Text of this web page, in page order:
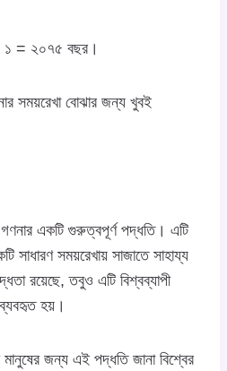
= ২০৭৫ বছর।
সময়রেখা বোঝার জন্য খুবই
গণনার একটি গুরুত্বপূর্ণ পদ্ধতি। এটি
সাধারণ সময়রেখায় সাজাতে সাহায্য
রয়েছে, তবুও এটি বিশ্বব্যাপী
হয়।
মানুষের জন্য এই পদ্ধতি জানা বিশ্বের